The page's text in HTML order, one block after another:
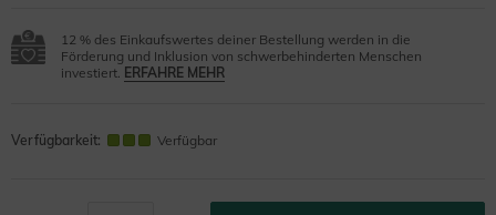
12 % des Einkaufswertes deiner Bestellung werden in die
Förderung und Inklusion von schwerbehinderten Menschen
investiert. ERFAHRE MEHR
Verfügbarkeit: Verfügbar